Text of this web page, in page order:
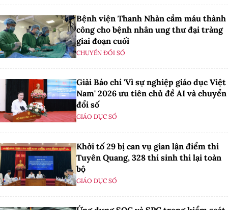
Bệnh viện Thanh Nhàn cầm máu thành
công cho bệnh nhân ung thư đại tràng
giai đoạn cuối
CHUYỂN ĐỔI SỐ
Giải Báo chí 'Vì sự nghiệp giáo dục Việt
Nam' 2026 ưu tiên chủ đề AI và chuyển
đổi số
GIÁO DỤC SỐ
Khởi tố 29 bị can vụ gian lận điểm thi
Tuyên Quang, 328 thí sinh thi lại toàn
bộ
GIÁO DỤC SỐ